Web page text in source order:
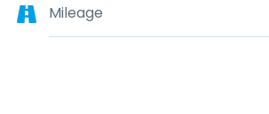
Mileage